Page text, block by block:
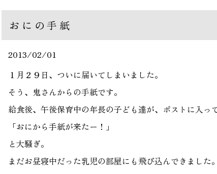
おにの手紙
2013/02/01
１月２９日、ついに届いてしまいました。
そう、鬼さんからの手紙です。
給食後、午後保育中の年長の子ども達が、ポストに入っ
「おにから手紙が来たー！」
と大騒ぎ。
まだお昼寝中だった乳児の部屋にも飛び込んできました。